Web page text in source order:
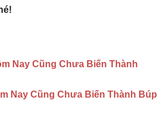
Nay Cũng Chưa Biến Thành
Nay Cũng Chưa Biến Thành Búp